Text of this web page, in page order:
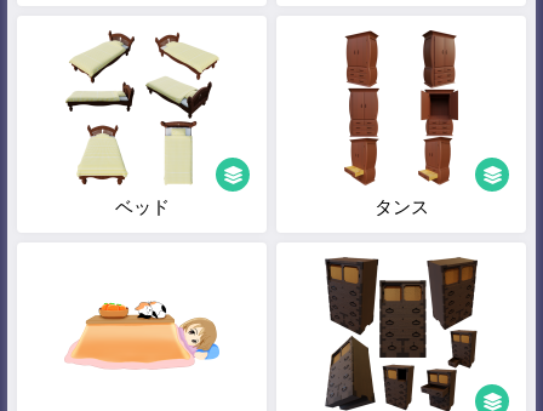
ベッド タンス